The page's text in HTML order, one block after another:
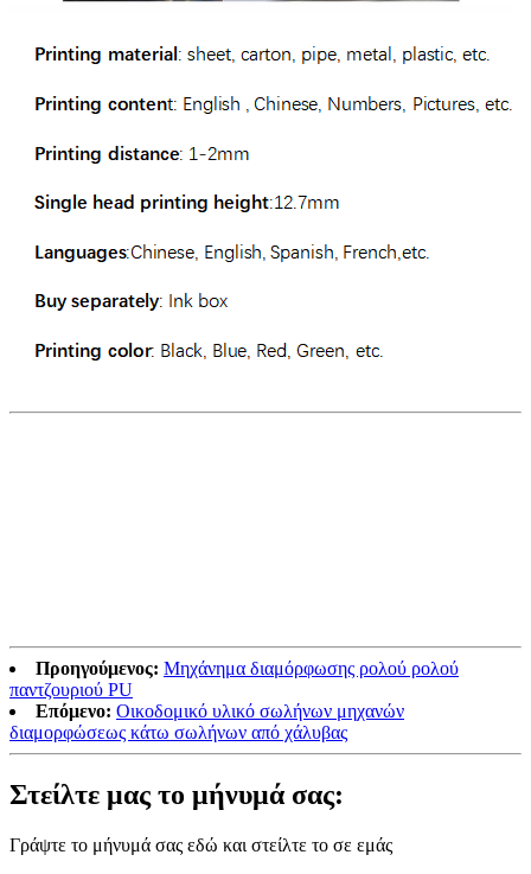
Προηγούμενος: Μηχάνημα διαμόρφωσης ρολού ρολού
παντζουριού PU
Επόμενο: Οικοδομικό υλικό σωλήνων μηχανών
διαμορφώσεως κάτω σωλήνων από χάλυβας
Στείλτε μας το μήνυμά σας:
Γράψτε το μήνυμά σας εδώ και στείλτε το σε εμάς